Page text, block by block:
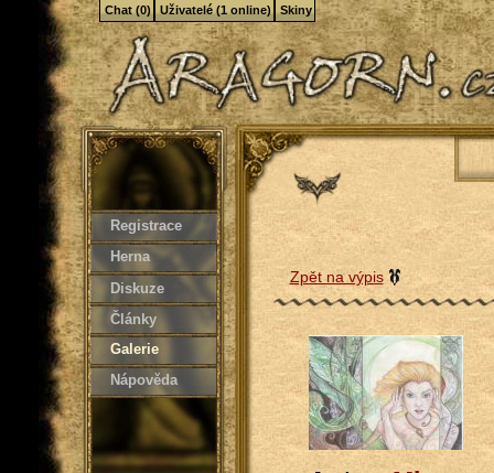
Registrace
Herna
Diskuze
Články
Galerie
Nápověda
Zpět na výpis
Chat (0) Uživatelé (1 online) Skiny